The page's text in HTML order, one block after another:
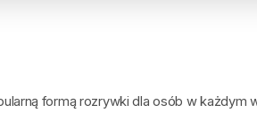
formą rozrywki dla osób w